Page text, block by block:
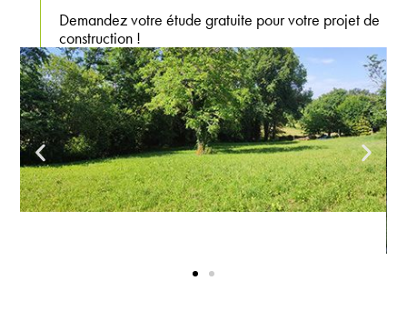
Demandez votre étude gratuite pour votre projet de
construction !